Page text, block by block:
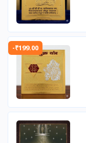
-₹199.00